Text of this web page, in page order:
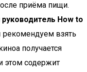
приёма пищи.
How to
взять
получается
этом содержит